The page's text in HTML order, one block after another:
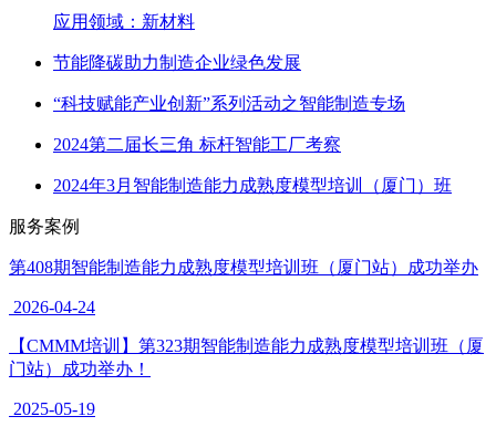
应用领域： 新材料
节能降碳助力制造企业绿色发展
“科技赋能产业创新”系列活动之智能制造专场
2024第二届长三角 标杆智能工厂考察
2024年3月智能制造能力成熟度模型培训（厦门）班
服务案例
第408期智能制造能力成熟度模型培训班（厦门站）成功举办
2026-04-24
【CMMM培训】第323期智能制造能力成熟度模型培训班（厦
门站）成功举办！
2025-05-19